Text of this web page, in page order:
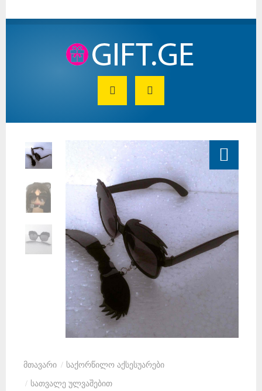
საქორწილო აქსესუარები
სათვალე ულვაშებით